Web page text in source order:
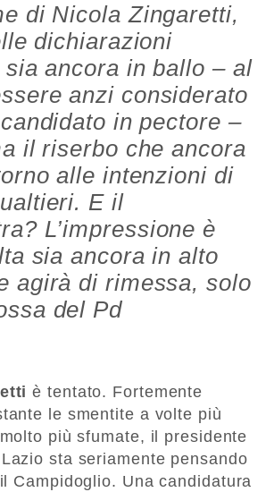
di Nicola Zingaretti,
dichiarazioni
ancora in ballo – al
anzi considerato
in pectore –
il riserbo che ancora
alle intenzioni di
E il
L’impressione è
sia ancora in alto
agirà di rimessa, solo
del Pd
è tentato. Fortemente
le smentite a volte più
più sfumate, il presidente
sta seriamente pensando
Campidoglio. Una candidatura